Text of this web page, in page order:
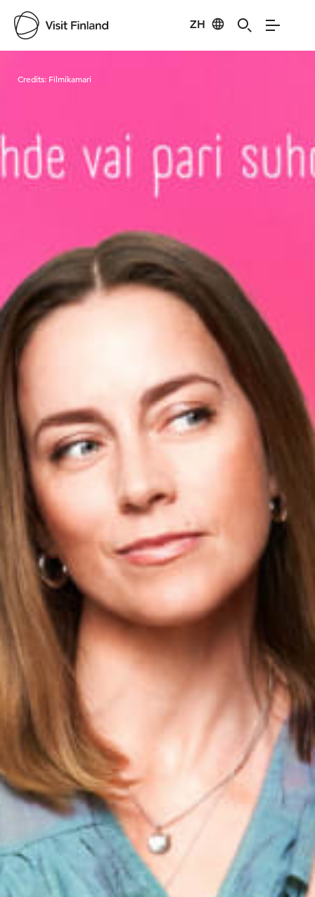
ZH
Credits: Filmikamari